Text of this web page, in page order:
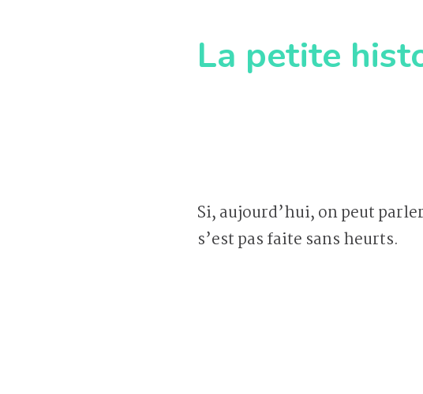
La petite
Si, aujourd’hui, on peut
s’est pas faite sans heurts.